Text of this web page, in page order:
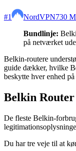
#1 NordVPN730
Bundlinje:
på netværket
Belkin-routere
guide dækker, hvilke
beskytte hver enhed
Belkin
De fleste Belkin-
Du har tre veje til at